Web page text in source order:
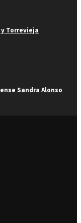
Torrevieja
Sandra Alonso